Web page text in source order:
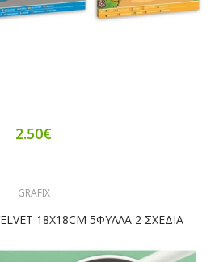
2.50€
GRAFIX
18X18CM 5ΦΥΛΛΑ 2 ΣΧΕΔΙΑ